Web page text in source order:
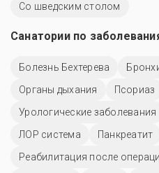
Со шведским столом
Санатории по
Болезнь Бехтерева
Органы дыхания
Псориаз
Урологические заболевания
ЛОР система
Панкреатит
Реабилитация после